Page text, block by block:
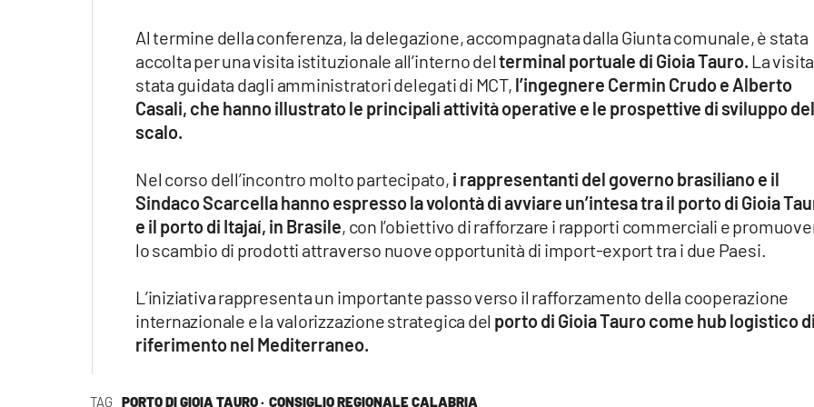
TAG PORTO DI GIOIA TAURO · CONSIGLIO REGIONALE CALABRIA
Al termine della conferenza, la delegazione, accompagnata dalla Giunta comunale, è stata
accolta per una visita istituzionale all’interno delterminal portuale di Gioia Tauro. La
stata guidata dagli amministratori delegati di MCT, l’ingegnere Cermin Crudo e Alberto
Casali, che hanno illustrato le principali attività operative e le prospettive di sviluppo
scalo.
Nel corso dell’incontro molto partecipato, i rappresentanti del governo brasiliano e il
Sindaco Scarcella hanno espresso la volontà di avviare un’intesa tra il porto di Gioia
e il porto di Itajaí, in Brasile, con l’obiettivo di rafforzare i rapporti commerciali e
lo scambio di prodotti attraverso nuove opportunità di import-export tra i due Paesi.
L’iniziativa rappresenta un importante passo verso il rafforzamento della cooperazione
internazionale e la valorizzazione strategica del porto di Gioia Tauro come hub logistico di
riferimento nel Mediterraneo.